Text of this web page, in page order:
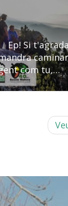
Si
com tu,…